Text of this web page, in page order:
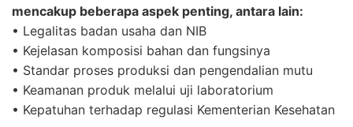
mencakup beberapa aspek penting, antara lain:
• Legalitas badan usaha dan NIB
• Kejelasan komposisi bahan dan fungsinya
• Standar proses produksi dan pengendalian mutu
• Keamanan produk melalui uji laboratorium
• Kepatuhan terhadap regulasi Kementerian Kesehatan